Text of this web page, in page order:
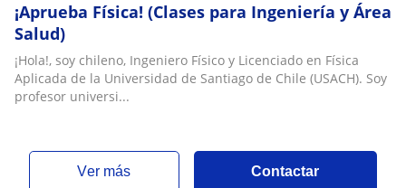
¡Aprueba Física! (Clases para Ingeniería y Área
Salud)
¡Hola!, soy chileno, Ingeniero Físico y Licenciado en Física
Aplicada de la Universidad de Santiago de Chile (USACH). Soy
profesor universi...
ver más Contactar